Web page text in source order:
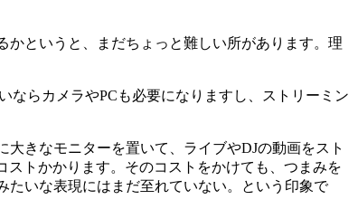
というと、まだちょっと難しい所があります。理
ならカメラやPCも必要になりますし、ストリーミン
きなモニターを置いて、ライブやDJの動画をスト
トかかります。そのコストをかけても、つまみを
いな表現にはまだ至れていない。という印象で